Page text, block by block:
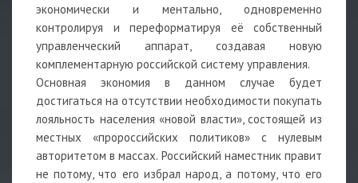
экономически и ментально, одновременно
контролируя и переформатируя её собственный
управленческий аппарат, создавая новую
комплементарную российской систему управления.
Основная экономия в данном случае будет
достигаться на отсутствии необходимости покупать
лояльность населения «новой власти», состоящей из
местных «пророссийских политиков» с нулевым
авторитетом в массах. Российский наместник правит
не потому, что его избрал народ, а потому, что его